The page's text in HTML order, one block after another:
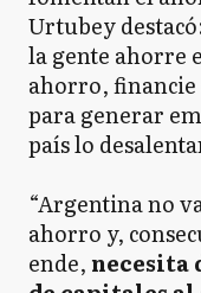
Urtubey
la gente ahorre
ahorro, financie
para generar
país lo
“Argentina no
ahorro y,
ende, necesita